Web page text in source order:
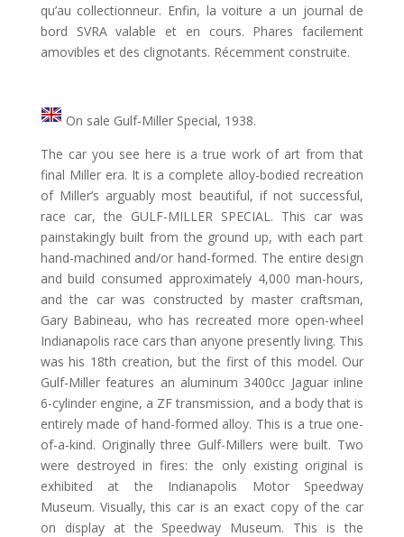
qu’au collectionneur. Enfin, la voiture a un journal de
bord SVRA valable et en cours. Phares facilement
amovibles et des clignotants. Récemment construite.
On sale Gulf-Miller Special, 1938.
The car you see here is a true work of art from that
final Miller era. It is a complete alloy-bodied recreation
of Miller’s arguably most beautiful, if not successful,
race car, the GULF-MILLER SPECIAL. This car was
painstakingly built from the ground up, with each part
hand-machined and/or hand-formed. The entire design
and build consumed approximately 4,000 man-hours,
and the car was constructed by master craftsman,
Gary Babineau, who has recreated more open-wheel
Indianapolis race cars than anyone presently living. This
was his 18th creation, but the first of this model. Our
Gulf-Miller features an aluminum 3400cc Jaguar inline
6-cylinder engine, a ZF transmission, and a body that is
entirely made of hand-formed alloy. This is a true one-
of-a-kind. Originally three Gulf-Millers were built. Two
were destroyed in fires: the only existing original is
exhibited at the Indianapolis Motor Speedway
Museum. Visually, this car is an exact copy of the car
on display at the Speedway Museum. This is the